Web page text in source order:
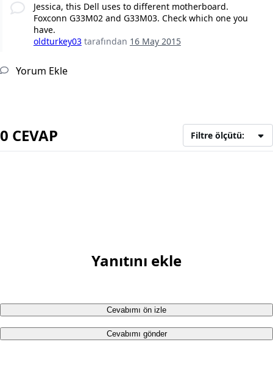
Jessica, this Dell uses to different motherboard.
Foxconn G33M02 and G33M03. Check which one you
have.
oldturkey03 tarafından 16 May 2015
Yorum Ekle
0 CEVAP Filtre ölçütü:
Yanıtını ekle
Cevabımı ön izle
Cevabımı gönder